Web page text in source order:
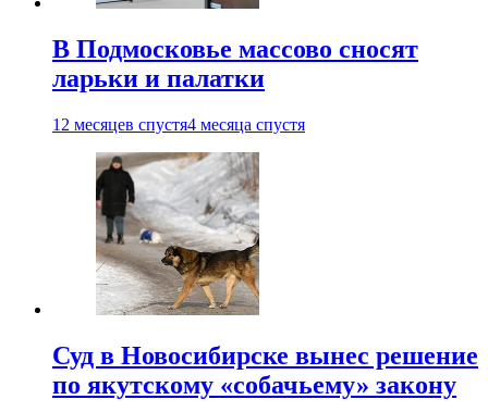
В Подмосковье массово сносят
ларьки и палатки
12 месяцев спустя4 месяца спустя
Суд в Новосибирске вынес решение
по якутскому «собачьему» закону